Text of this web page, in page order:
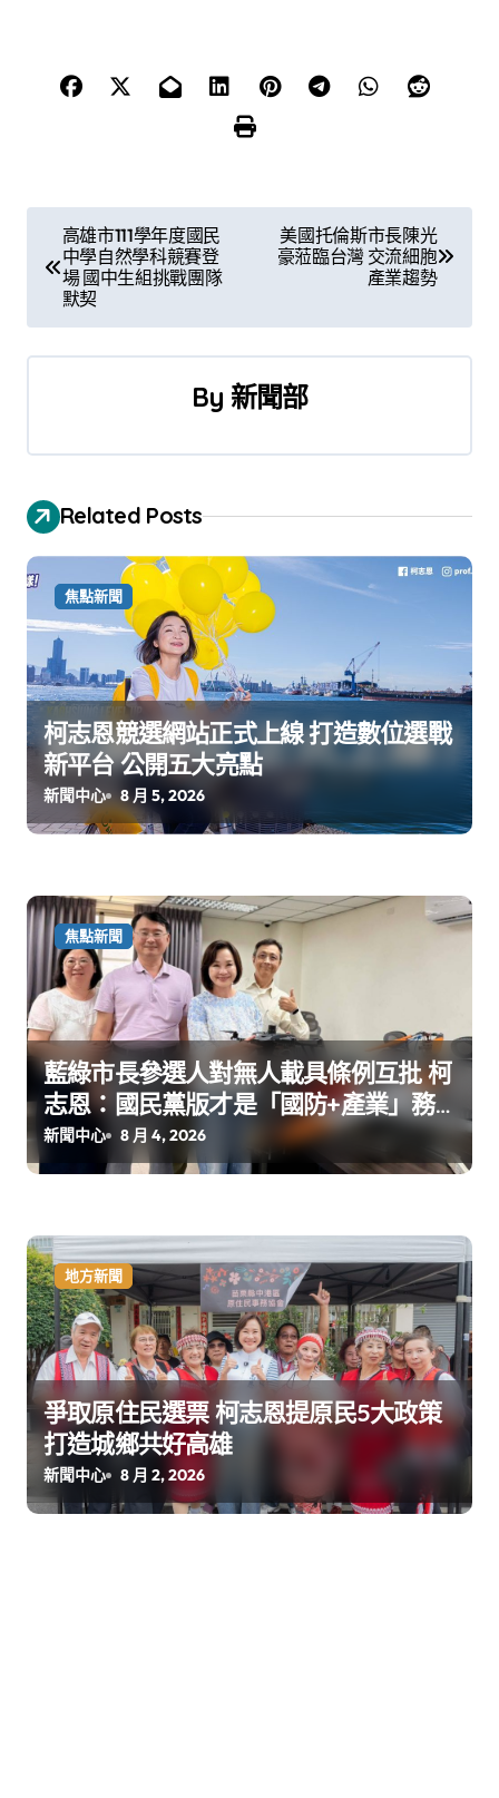
章
導
覽
高雄市111學年度國民
中學自然學科競賽登
場 國中生組挑戰團隊
默契
美國托倫斯市長陳光
豪蒞臨台灣 交流細胞
產業趨勢
By 新聞部
Related Posts
焦點新聞
柯志恩競選網站正式上線 打造數位選戰
新平台 公開五大亮點
新聞中心 8 月 5, 2026
焦點新聞
藍綠市長參選人對無人載具條例互批 柯
志恩：國民黨版才是「國防+產業」務
實版
新聞中心 8 月 4, 2026
地方新聞
爭取原住民選票 柯志恩提原民5大政策
打造城鄉共好高雄
新聞中心 8 月 2, 2026